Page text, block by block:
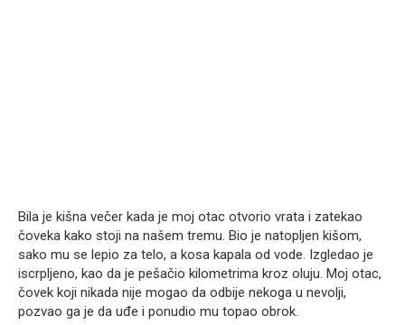
Bila je kišna večer kada je moj otac otvorio vrata i zatekao
čoveka kako stoji na našem tremu. Bio je natopljen kišom,
sako mu se lepio za telo, a kosa kapala od vode. Izgledao je
iscrpljeno, kao da je pešačio kilometrima kroz oluju. Moj otac,
čovek koji nikada nije mogao da odbije nekoga u nevolji,
pozvao ga je da uđe i ponudio mu topao obrok.